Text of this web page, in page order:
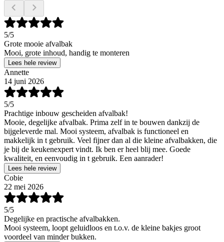
5/5
Grote mooie afvalbak
Mooi, grote inhoud, handig te monteren
Lees hele review
Annette
14 juni 2026
5/5
Prachtige inbouw gescheiden afvalbak!
Mooie, degelijke afvalbak. Prima zelf in te bouwen dankzij de
bijgeleverde mal. Mooi systeem, afvalbak is functioneel en
makkelijk in t gebruik. Veel fijner dan al die kleine afvalbakken, die
je bij de keukenexpert vindt. Ik ben er heel blij mee. Goede
kwaliteit, en eenvoudig in t gebruik. Een aanrader!
Lees hele review
Cobie
22 mei 2026
5/5
Degelijke en practische afvalbakken.
Mooi systeem, loopt geluidloos en t.o.v. de kleine bakjes groot
voordeel van minder bukken.